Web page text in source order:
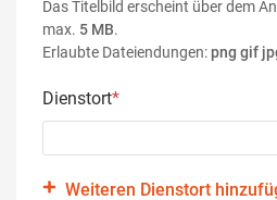
Das Titelbild erscheint über dem
max. 5 MB.
Erlaubte Dateiendungen:png gif
Dienstort*